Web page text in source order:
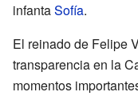
infantaSofía.
El reinado de Felipe
transparencia en la
momentos